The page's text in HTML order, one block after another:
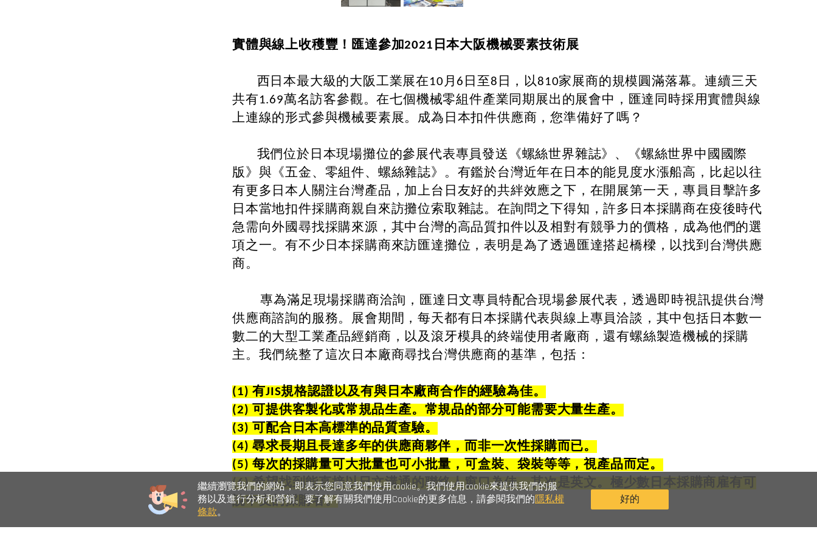
繼續瀏覽我們的網站，即表示您同意我們使用cookie。我們使用cookie來提供我們的服
務以及進行分析和營銷。要了解有關我們使用Cookie的更多信息，請參閱我們的隱私權
條款。
好的
實體與線上收穫豐！匯達參加2021日本大阪機械要素技術展
西日本最大級的大阪工業展在10月6日至8日，以810家展商的規模圓滿落幕。連續三天
共有1.69萬名訪客參觀。在七個機械零組件產業同期展出的展會中，匯達同時採用實體與線
上連線的形式參與機械要素展。成為日本扣件供應商，您準備好了嗎？
我們位於日本現場攤位的參展代表專員發送《螺絲世界雜誌》、《螺絲世界中國國際
版》與《五金、零組件、螺絲雜誌》。有鑑於台灣近年在日本的能見度水漲船高，比起以往
有更多日本人關注台灣產品，加上台日友好的共絆效應之下，在開展第一天，專員目擊許多
日本當地扣件採購商親自來訪攤位索取雜誌。在詢問之下得知，許多日本採購商在疫後時代
急需向外國尋找採購來源，其中台灣的高品質扣件以及相對有競爭力的價格，成為他們的選
項之一。有不少日本採購商來訪匯達攤位，表明是為了透過匯達搭起橋樑，以找到台灣供應
商。
專為滿足現場採購商洽詢，匯達日文專員特配合現場參展代表，透過即時視訊提供台灣
供應商諮詢的服務。展會期間，每天都有日本採購代表與線上專員洽談，其中包括日本數一
數二的大型工業產品經銷商，以及滾牙模具的終端使用者廠商，還有螺絲製造機械的採購
主。我們統整了這次日本廠商尋找台灣供應商的基準，包括：
(1) 有JIS規格認證以及有與日本廠商合作的經驗為佳。
(2) 可提供客製化或常規品生產。常規品的部分可能需要大量生產。
(3) 可配合日本高標準的品質查驗。
(4) 尋求長期且長達多年的供應商夥伴，而非一次性採購而已。
(5) 每次的採購量可大批量也可小批量，可盒裝、袋裝等等，視產品而定。
(6) 希望找到能直接以日文溝通的聯絡人窗口為佳、其次是英文。極少數日本採購商雇有可
說中文的採購者。